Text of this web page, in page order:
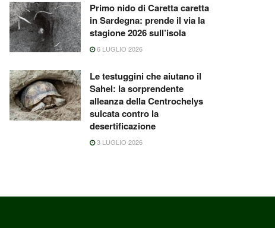
Primo nido di Caretta caretta
in Sardegna: prende il via la
stagione 2026 sull’isola
6 LUGLIO 2026
Le testuggini che aiutano il
Sahel: la sorprendente
alleanza della Centrochelys
sulcata contro la
desertificazione
3 LUGLIO 2026